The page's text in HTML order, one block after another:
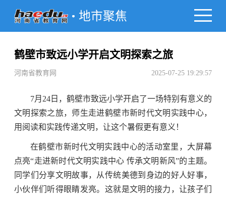
地市聚焦
鹤壁市致远小学开启文明探索之旅
河南省教育网 2025-07-25 19:29:57
7月24日，鹤壁市致远小学开启了一场特别有意义的
文明探索之旅，师生走进鹤壁市新时代文明实践中心，
用阅读和实践传递文明，让这个暑假更有意义！
在鹤壁市新时代文明实践中心的活动室里，大屏幕
点亮“走进新时代文明实践中心 传承文明新风”的主题。
同学们分享文明故事，从传统美德到身边的好人好事，
小伙伴们听得眼睛发亮。这就是文明的接力，让孩子们